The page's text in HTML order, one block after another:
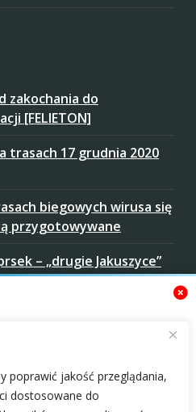
poprawić jakość przeglądania,
dostosowane do
zakochania do
[FELIETON]
trasach 17 grudnia 2020
biegowych wirusa się
przygotowywane
– „drugie Jakuszyce”